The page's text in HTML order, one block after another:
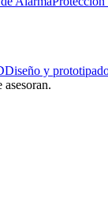
Diseño y
asesoran.